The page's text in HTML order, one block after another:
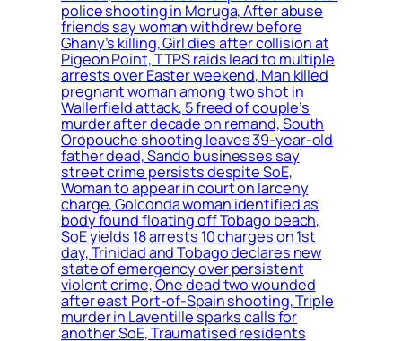
police shooting in Moruga, After abuse
friends say woman withdrew before
Ghany’s killing, Girl dies after collision at
Pigeon Point, TTPS raids lead to multiple
arrests over Easter weekend, Man killed
pregnant woman among two shot in
Wallerfield attack, 5 freed of couple’s
murder after decade on remand, South
Oropouche shooting leaves 39-year-old
father dead, Sando businesses say
street crime persists despite SoE,
Woman to appear in court on larceny
charge, Golconda woman identified as
body found floating off Tobago beach,
SoE yields 18 arrests 10 charges on 1st
day, Trinidad and Tobago declares new
state of emergency over persistent
violent crime, One dead two wounded
after east Port-of-Spain shooting, Triple
murder in Laventille sparks calls for
another SoE, Traumatised residents